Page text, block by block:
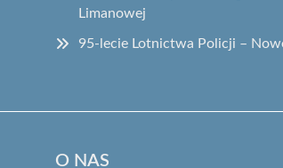
Limanowej
95-lecie Lotnictwa Policji –
O NAS